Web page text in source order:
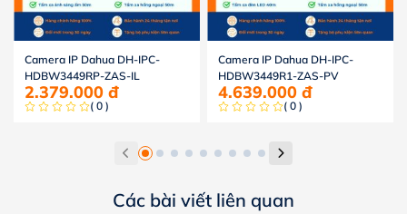
Camera IP Dahua DH-IPC-
HDBW3449RP-ZAS-IL
2.379.000 đ
( 0 )
Camera IP Dahua DH-IPC-
HDBW3449R1-ZAS-PV
4.639.000 đ
( 0 )
Các bài viết liên quan